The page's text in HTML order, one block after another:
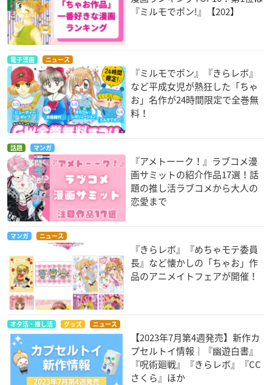
『ミルモでポン!』【202】
電子漫画 ニュース
『ミルモでポン』『きらレボ』
など平成女児が熱狂した「ちゃ
お」名作が24時間限定で全巻無
料！
話題 マンガ
『アメトーーク！』ラブコメ漫
画サミットの紹介作品17選！話
題の推し活ラブコメから大人の
恋愛まで
マンガ ニュース
『きらレボ』『めちゃモテ委員
長』など懐かしの「ちゃお」作
品のアニメイトフェアが開催！
オタ活・推し活 グッズ ニュース
【2023年7月第4週発売】新作カ
プセルトイ情報｜『幽遊白書』
『呪術廻戦』『きらレボ』『CC
さくら』ほか